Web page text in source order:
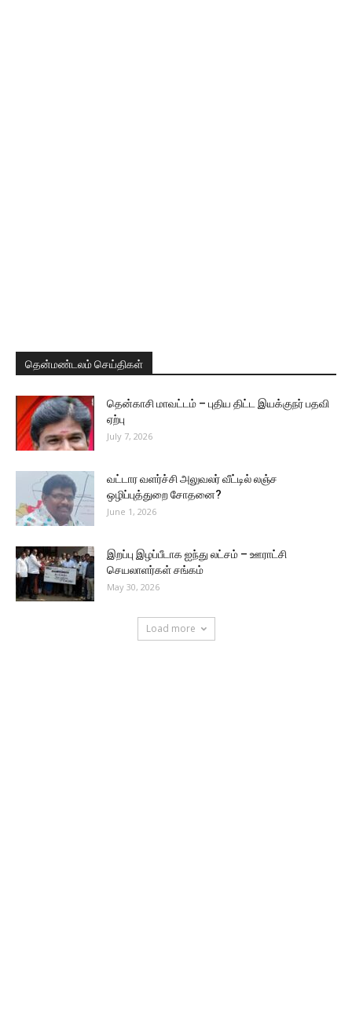
தென்மண்டலம் செய்திகள்
தென்காசி மாவட்டம் – புதிய திட்ட இயக்குநர் பதவி
ஏற்பு
July 7, 2026
வட்டார வளர்ச்சி அலுவலர் வீட்டில் லஞ்ச
ஒழிப்புத்துறை சோதனை?
June 1, 2026
இறப்பு இழப்பீடாக ஐந்து லட்சம் – ஊராட்சி
செயலாளர்கள் சங்கம்
May 30, 2026
Load more